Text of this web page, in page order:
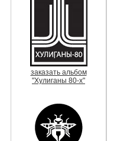
заказать альбом
"Хулиганы 80-х"